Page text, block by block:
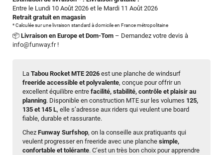
La Tabou Rocket MTE 2026 est une planche de windsurf
freeride accessible et polyvalente, conçue pour offrir un
excellent équilibre entre facilité, stabilité, contrôle et plaisir au
planning. Disponible en construction MTE sur les volumes 125,
135 et 145 L, elle s’adresse aux riders qui veulent une board
fiable, durable et rassurante.
Chez Funway Surfshop, on la conseille aux pratiquants qui
veulent progresser en freeride avec une planche simple,
confortable et tolérante. C’est un très bon choix pour apprendre
Entre le Lundi 10 Août 2026 et le Mardi 11 Août 2026
Retrait gratuit en magasin
* Calculée sur une livraison standard à domicile en France métropolitaine
📦 Livraison en Europe et Dom-Tom – Demandez votre devis à
info@funway.fr!